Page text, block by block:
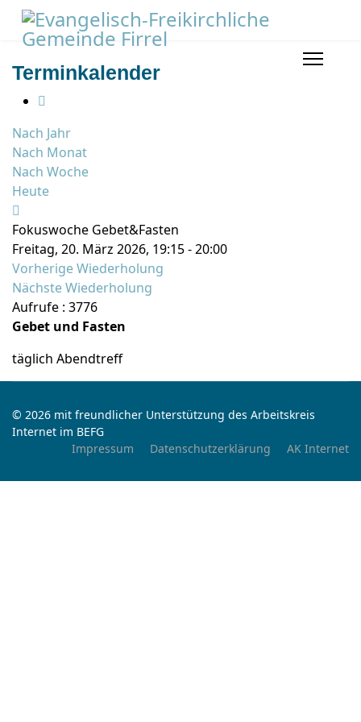
Terminkalender
Nach Jahr
Nach Monat
Nach Woche
Heute
Fokuswoche Gebet&Fasten
Freitag, 20. März 2026, 19:15 - 20:00
Vorherige Wiederholung
Nächste Wiederholung
Aufrufe : 3776
Gebet und Fasten
täglich Abendtreff
© 2026 mit freundlicher Unterstützung des Arbeitskreis
Internet im BEFG
Impressum
Datenschutzerklärung AK Internet